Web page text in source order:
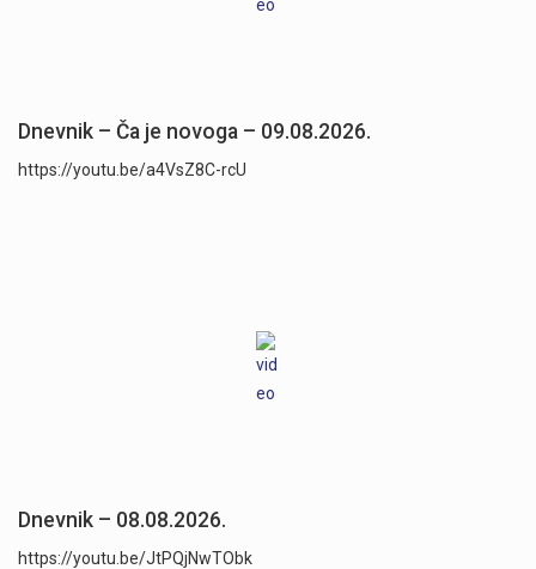
Dnevnik – Ča je novoga – 09.08.2026.
https://youtu.be/a4VsZ8C-rcU
Dnevnik – 08.08.2026.
https://youtu.be/JtPQjNwTObk